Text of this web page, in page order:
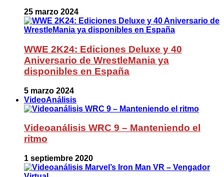
25 marzo 2024
WWE 2K24: Ediciones Deluxe y 40
Aniversario de WrestleMania ya
disponibles en España
5 marzo 2024
VideoAnálisis
Videoanálisis WRC 9 – Manteniendo el
ritmo
1 septiembre 2020